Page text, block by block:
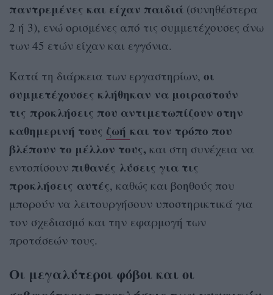
παντρεμένες και είχαν παιδιά (συνηθέστερα
2 ή 3), ενώ ορισμένες από τις συμμετέχουσες άνω
των 45 ετών είχαν και εγγόνια.
Κατά τη διάρκεια των εργαστηρίων, οι
συμμετέχουσες κλήθηκαν να μοιραστούν
τις προκλήσεις που αντιμετωπίζουν στην
καθημερινή τους ζωή και τον τρόπο που
βλέπουν το μέλλον τους, και στη συνέχεια να
εντοπίσουν πιθανές λύσεις για τις
προκλήσεις αυτές, καθώς και βοηθούς που
μπορούν να λειτουργήσουν υποστηρικτικά για
τον σχεδιασμό και την εφαρμογή των
προτάσεών τους.
Οι μεγαλύτεροι φόβοι και οι